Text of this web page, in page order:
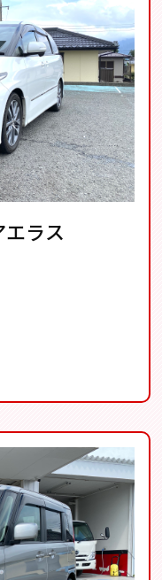
ラス